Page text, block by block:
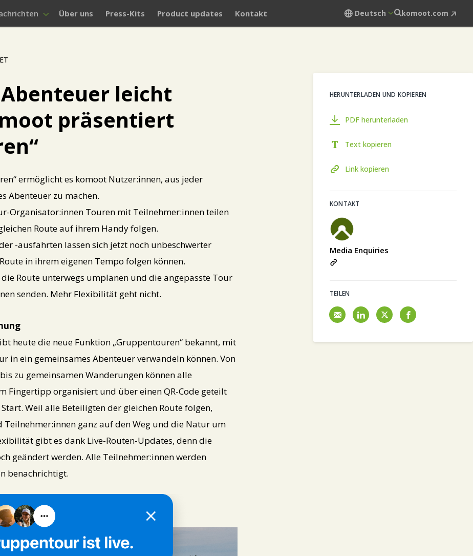
Über uns Press-Kits Product updates Kontakt Deutsch komoot.com
leicht
präsentiert
ermöglicht es komoot Nutzer:innen, aus jeder
Abenteuer zu machen.
Organisator:innen Touren mit Teilnehmer:innen teilen
Route auf ihrem Handy folgen.
-ausfahrten lassen sich jetzt noch unbeschwerter
in ihrem eigenen Tempo folgen können.
Route unterwegs umplanen und die angepasste Tour
senden. Mehr Flexibilität geht nicht.
heute die neue Funktion „Gruppentouren“ bekannt, mit
in ein gemeinsames Abenteuer verwandeln können. Von
zu gemeinsamen Wanderungen können alle
Fingertipp organisiert und über einen QR-Code geteilt
Weil alle Beteiligten der gleichen Route folgen,
Teilnehmer:innen ganz auf den Weg und die Natur um
gibt es dank Live-Routen-Updates, denn die
geändert werden. Alle Teilnehmer:innen werden
benachrichtigt.
HERUNTERLADEN UND KOPIEREN
PDF herunterladen
Text kopieren
Link kopieren
KONTAKT
Media Enquiries
TEILEN